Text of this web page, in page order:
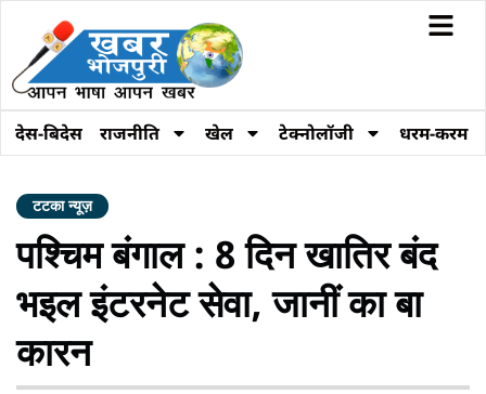
देस-बिदेस राजनीति खेल टेक्नोलॉजी धरम-करम
टटका न्यूज़
पश्चिम बंगाल : 8 दिन खातिर बंद
भइल इंटरनेट सेवा, जानीं का बा
कारन